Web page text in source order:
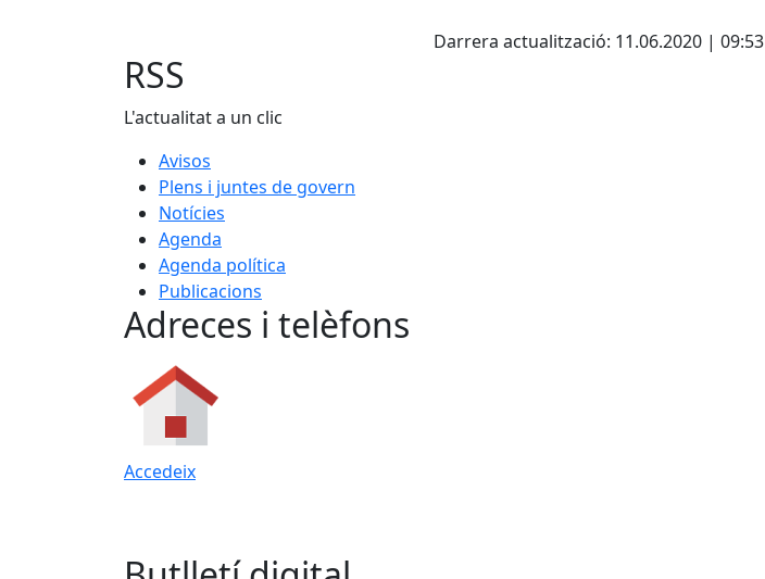
Darrera actualització: 11.06.2020 | 09:53
RSS
L'actualitat a un clic
Avisos
Plens i juntes de govern
Notícies
Agenda
Agenda política
Publicacions
Adreces i telèfons
Accedeix